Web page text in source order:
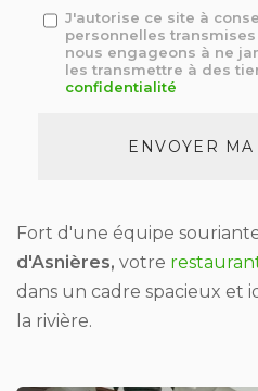
Message
J'autorise ce site à
personnelles
nous engageons à ne
les transmettre à des
confidentialité
ENVOYER
Fort d'une équipe
d'Asnières, votre
dans un cadre spacieux et
la rivière.